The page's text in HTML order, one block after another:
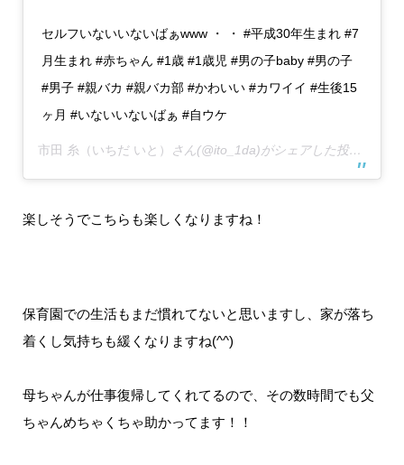
セルフいないいないばぁwww ・ ・ #平成30年生まれ #7
月生まれ #赤ちゃん #1歳 #1歳児 #男の子baby #男の子
#男子 #親バカ #親バカ部 #かわいい #カワイイ #生後15
ヶ月 #いないいないばぁ #自ウケ
市田 糸（いちだ いと） さん(@ito_1da)がシェアした投稿 –
楽しそうでこちらも楽しくなりますね！
保育園での生活もまだ慣れてないと思いますし、家が落ち
着くし気持ちも緩くなりますね(^^)
母ちゃんが仕事復帰してくれてるので、その数時間でも父
ちゃんめちゃくちゃ助かってます！！